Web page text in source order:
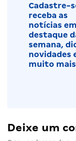
Cadastre-
receba as
notícias em
destaque
semana,
novidades
muito
Deixe um